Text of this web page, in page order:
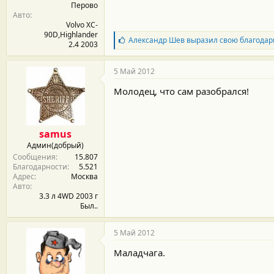
Перово
Авто
Volvo XC-
90D,Highlander
2.4 2003
Б
л
а
г
о
д
а
Александр Шеввыразил свою
samus
Админ(добрый)
Сообщения
15.807
Благодарности
5.521
Адрес
Москва
Авто
3.3 л 4WD 2003 г
Был..
5 Май 2012
Молодец, что сам разобрался!
5 Май 2012
Маладчага.